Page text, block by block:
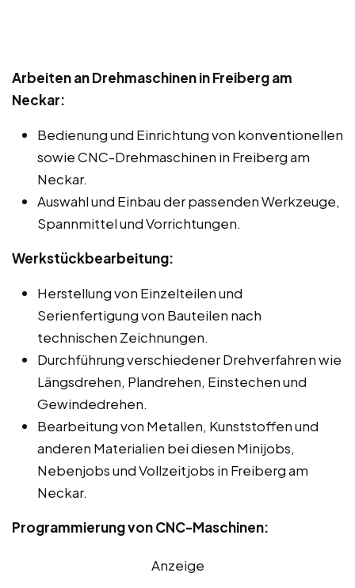
Arbeiten an Drehmaschinen in Freiberg am
Neckar:
Bedienung und Einrichtung von konventionellen
sowie CNC-Drehmaschinen in Freiberg am
Neckar.
Auswahl und Einbau der passenden Werkzeuge,
Spannmittel und Vorrichtungen.
Werkstückbearbeitung:
Herstellung von Einzelteilen und
Serienfertigung von Bauteilen nach
technischen Zeichnungen.
Durchführung verschiedener Drehverfahren wie
Längsdrehen, Plandrehen, Einstechen und
Gewindedrehen.
Bearbeitung von Metallen, Kunststoffen und
anderen Materialien bei diesen Minijobs,
Nebenjobs und Vollzeitjobs in Freiberg am
Neckar.
Programmierung von CNC-Maschinen:
Anzeige